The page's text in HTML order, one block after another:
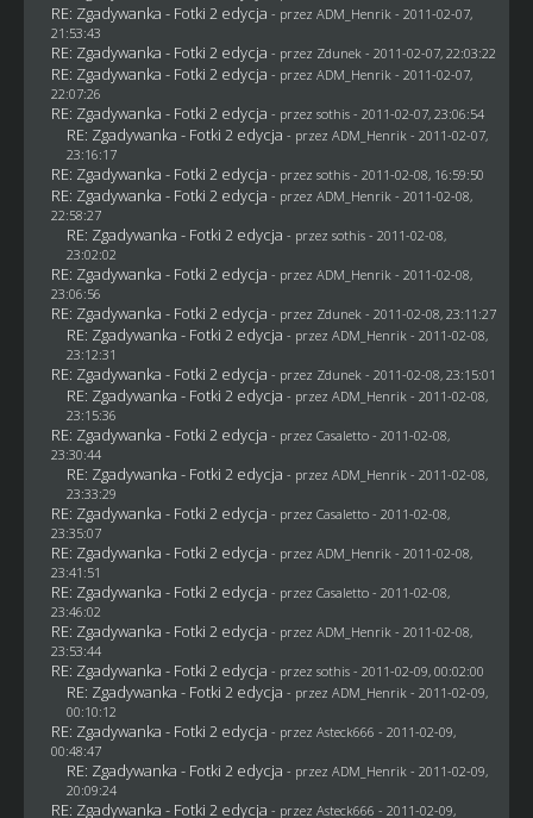
RE: Zgadywanka - Fotki 2 edycja - przez ADM_Henrik - 2011-02-07,
21:53:43
RE: Zgadywanka - Fotki 2 edycja - przez Zdunek - 2011-02-07, 22:03:22
RE: Zgadywanka - Fotki 2 edycja - przez ADM_Henrik - 2011-02-07,
22:07:26
RE: Zgadywanka - Fotki 2 edycja - przez sothis- 2011-02-07, 23:06:54
RE: Zgadywanka - Fotki 2 edycja - przez ADM_Henrik - 2011-02-07,
23:16:17
RE: Zgadywanka - Fotki 2 edycja - przez sothis- 2011-02-08, 16:59:50
RE: Zgadywanka - Fotki 2 edycja - przez ADM_Henrik - 2011-02-08,
22:58:27
RE: Zgadywanka - Fotki 2 edycja - przez sothis- 2011-02-08,
23:02:02
RE: Zgadywanka - Fotki 2 edycja - przez ADM_Henrik - 2011-02-08,
23:06:56
RE: Zgadywanka - Fotki 2 edycja - przez Zdunek - 2011-02-08, 23:11:27
RE: Zgadywanka - Fotki 2 edycja - przez ADM_Henrik - 2011-02-08,
23:12:31
RE: Zgadywanka - Fotki 2 edycja - przez Zdunek - 2011-02-08, 23:15:01
RE: Zgadywanka - Fotki 2 edycja - przez ADM_Henrik - 2011-02-08,
23:15:36
RE: Zgadywanka - Fotki 2 edycja - przez Casaletto- 2011-02-08,
23:30:44
RE: Zgadywanka - Fotki 2 edycja - przez ADM_Henrik - 2011-02-08,
23:33:29
RE: Zgadywanka - Fotki 2 edycja - przez Casaletto- 2011-02-08,
23:35:07
RE: Zgadywanka - Fotki 2 edycja - przez ADM_Henrik - 2011-02-08,
23:41:51
RE: Zgadywanka - Fotki 2 edycja - przez Casaletto- 2011-02-08,
23:46:02
RE: Zgadywanka - Fotki 2 edycja - przez ADM_Henrik - 2011-02-08,
23:53:44
RE: Zgadywanka - Fotki 2 edycja - przez sothis- 2011-02-09, 00:02:00
RE: Zgadywanka - Fotki 2 edycja - przez ADM_Henrik - 2011-02-09,
00:10:12
RE: Zgadywanka - Fotki 2 edycja - przez Asteck666 - 2011-02-09,
00:48:47
RE: Zgadywanka - Fotki 2 edycja - przez ADM_Henrik - 2011-02-09,
20:09:24
RE: Zgadywanka - Fotki 2 edycja - przez Asteck666 - 2011-02-09,